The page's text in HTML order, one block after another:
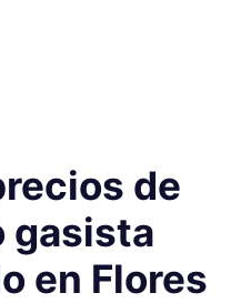
de
gasista
en Flores